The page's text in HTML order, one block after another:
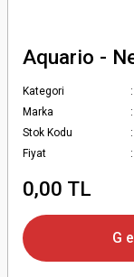
Aquario -
Kategori
Marka
Stok Kodu
Fiyat
0,00 TL